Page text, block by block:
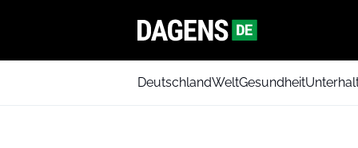
DeutschlandWeltGesundheit